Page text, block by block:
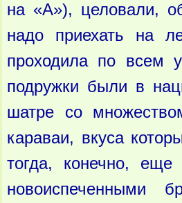
на «А»), целовали,
надо приехать на
проходила по всем
подружки были в
шатре со
караваи, вкуса
тогда, конечно,
новоиспеченными